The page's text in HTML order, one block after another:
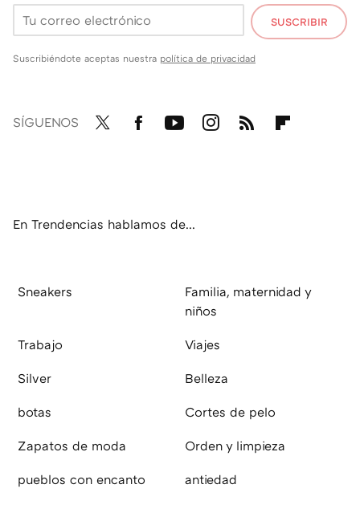
SUSCRIBIR
Suscribiéndote aceptas nuestra política de privacidad
SÍGUENOS
En Trendencias hablamos de...
Sneakers
Familia, maternidad y
niños
Trabajo Viajes
Silver Belleza
botas Cortes de pelo
Zapatos de moda Orden y limpieza
pueblos con encanto antiedad